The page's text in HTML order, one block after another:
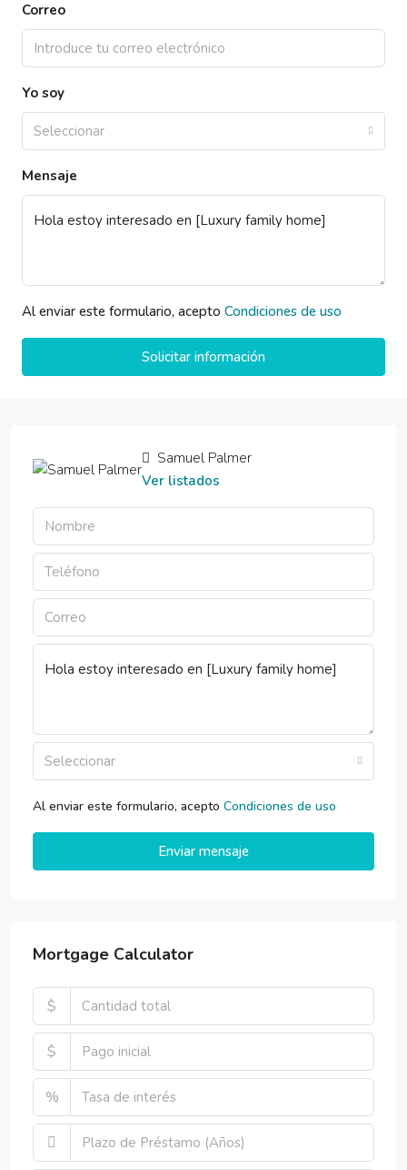
Correo
Yo soy
Seleccionar
Mensaje
Al enviar este formulario, acepto Condiciones de uso
Solicitar información
Samuel Palmer
Ver listados
Seleccionar
Al enviar este formulario, acepto Condiciones de uso
Enviar mensaje
Mortgage Calculator
$
$
%